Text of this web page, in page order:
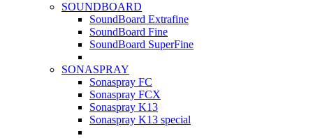
SOUNDBOARD
SoundBoard Extrafine
SoundBoard Fine
SoundBoard SuperFine
SONASPRAY
Sonaspray FC
Sonaspray FCX
Sonaspray K13
Sonaspray K13 special